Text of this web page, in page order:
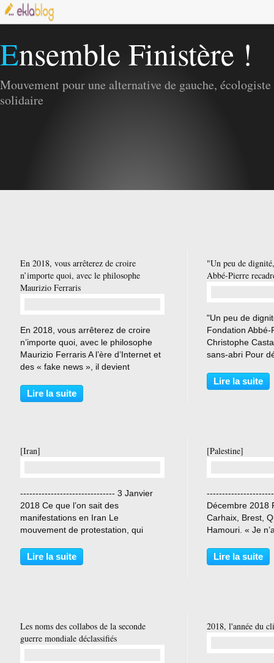
Ensemble Finistère !
Mouvement pour une alternative de gauche, écologiste
solidaire
En 2018, vous arrêterez de croire
n’importe quoi, avec le philosophe
Maurizio Ferraris
En 2018, vous arrêterez de croire
n’importe quoi, avec le philosophe
Maurizio Ferraris A l’ère d’Internet et
des « fake news », il devient
l’ivraie. Maurizio Ferraris explique
comment faire face à la postvérité
Lire la suite
"Un peu de
Abbé-Pierre
"Un peu de
Fondation
Christophe
sans-abri Pour
d'Etat s'était
tenus par
Lire la suite
[Iran]
------------------------------- 3 Janvier
2018 Ce que l’on sait des
manifestations en Iran Le
mouvement de protestation, qui
dans une quarantaine de villes a
semblé marqué un temps d’arrêt
Lire la suite
[Palestine]
Décembre 2018
Carhaix, Brest,
Hamouri. « Je
Télégramme
------------------
Lire la suite
Les noms des collabos de la seconde
guerre mondiale déclassifiés
2018, l'année du